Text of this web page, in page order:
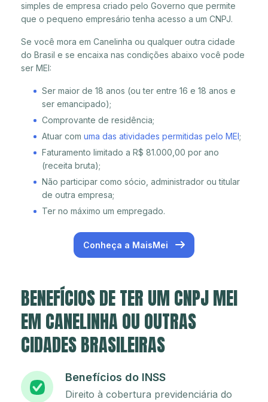
simples de empresa criado pelo Governo que permite
que o pequeno empresário tenha acesso a um CNPJ.
Se você mora em Canelinha ou qualquer outra cidade
do Brasil e se encaixa nas condições abaixo você pode
ser MEI:
Ser maior de 18 anos (ou ter entre 16 e 18 anos e
ser emancipado);
Comprovante de residência;
Atuar com uma das atividades permitidas pelo MEI;
Faturamento limitado a R$ 81.000,00 por ano
(receita bruta);
Não participar como sócio, administrador ou titular
de outra empresa;
Ter no máximo um empregado.
Conheça a MaisMei
BENEFÍCIOS DE TER UM CNPJ MEI
EM CANELINHA OU OUTRAS
CIDADES BRASILEIRAS
Benefícios do INSS
Direito à cobertura previdenciária do